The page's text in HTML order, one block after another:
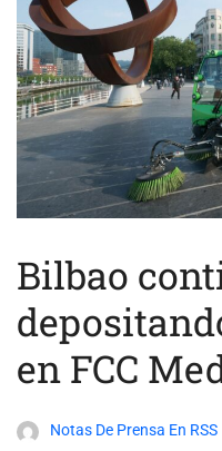
Bilbao
en FCC
Notas De Prensa En RSS